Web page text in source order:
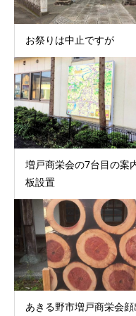
お祭りは中止ですが
増戸商栄会の7台目の案
板設置
あきる野市増戸商栄会顔